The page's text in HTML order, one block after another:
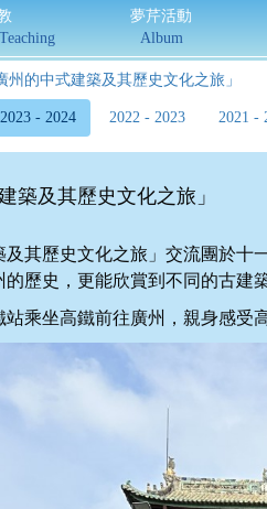
夢芹活動
Album
的中式建築及其歷史文化之旅」
2023 - 2024 2022 - 2023 2021 -
築及其歷史文化之旅」
其歷史文化之旅」交流團於十
歷史，更能欣賞到不同的古建築
乘坐高鐵前往廣州，親身感受